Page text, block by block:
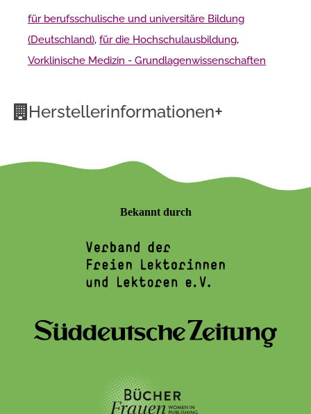
für berufsschulische und universitäre Bildung
(Deutschland), für die Hochschulausbildung,
Vorklinische Medizin - Grundlagenwissenschaften
Herstellerinformationen+
Bekannt durch